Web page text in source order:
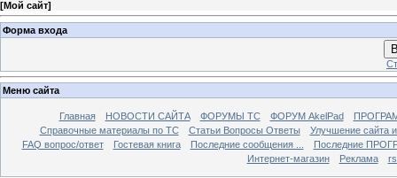
[Мой сайт]
Форма входа
Меню сайта
Главная НОВОСТИ САЙТА ФОРУМЫ TC ФОРУМ AkelPad
Справочные материалы по TС
Статьи Вопросы Ответы
Улучшение сайта
FAQ вопрос/ответ
Гостевая книга Последние сообщения ...
Последние
Интернет-магазин
Реклама